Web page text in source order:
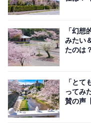
「幻想
みたい
たのは
「とて
ってみ
賛の声